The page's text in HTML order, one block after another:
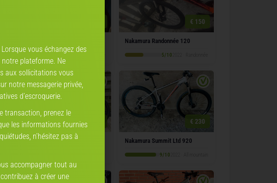
5/10
€ 150
Nakamura Randonnée 120
5/10
Nakamura Summit 700
€ 230
Nakamura Summit Ltd 920
9/10
Lorsque vous échangez des
notre plateforme. Ne
aux sollicitations vous
notre messagerie privée,
d’escroquerie.
transaction, prenez le
les informations fournies
n’hésitez pas à
accompagner tout au
à créer une